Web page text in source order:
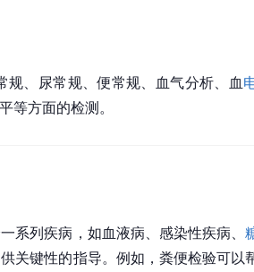
、尿常规、便常规、血气分析、血
等方面的检测。
系列疾病，如血液病、感染性疾病、
关键性的指导。例如，粪便检验可以